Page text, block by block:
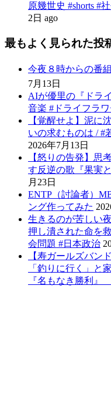
原幾世史 #shorts #
2日 ago
最もよく見られた投
今夜８時からの番
7月13日
AIが優里の『ドラ
音楽 #ドライフラ
【覚醒せよ】泥に
いの求むものは / #
2026年7月13日
【怒りの告発】思
す反逆の歌『果実
月23日
ENTP（討論者）
ング作ってみた
生きるのが苦しい
押し潰された命を
会問題 #日本政治
【寿ガールズバン
「釣りに行く」と
『名もなき勝利』